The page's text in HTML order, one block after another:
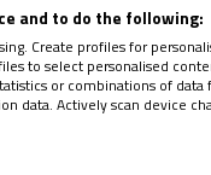
de Fátima
and to do the following:
Create profiles for
to select personalised
or combinations of
data. Actively scan device